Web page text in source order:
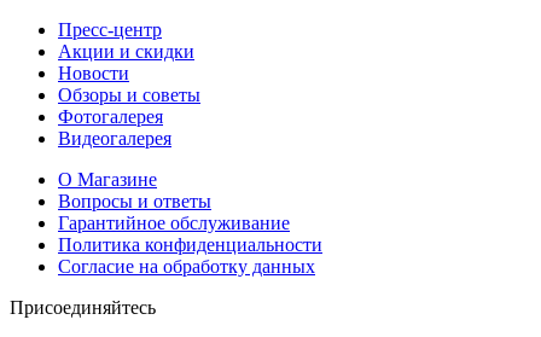
Пресс-центр
Акции и скидки
Новости
Обзоры и советы
Фотогалерея
Видеогалерея
О Магазине
Вопросы и ответы
Гарантийное обслуживание
Политика конфиденциальности
Согласие на обработку данных
Присоединяйтесь